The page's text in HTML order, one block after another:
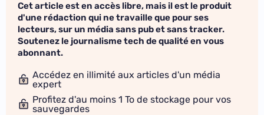
Cet article est en accès libre, mais il est le produit
d'une rédaction qui ne travaille que pour ses
lecteurs, sur un média sans pub et sans tracker.
Soutenez le journalisme tech de qualité en vous
abonnant.
Accédez en illimité aux articles d'un média
expert
Profitez d'au moins 1 To de stockage pour vos
sauvegardes